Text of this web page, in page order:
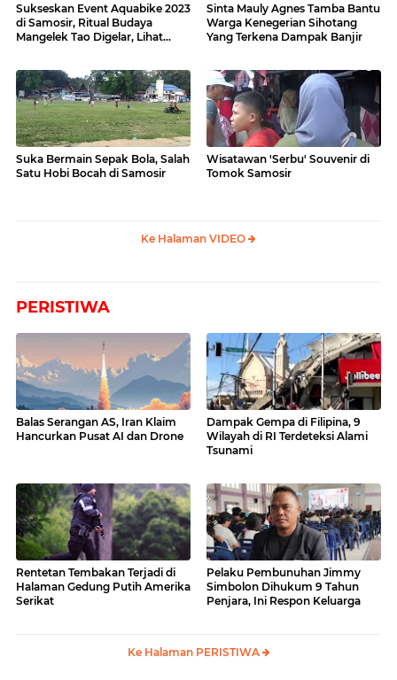
Sukseskan Event Aquabike 2023
di Samosir, Ritual Budaya
Mangelek Tao Digelar, Lihat
Sinta Mauly Agnes Tamba Bantu
Warga Kenegerian Sihotang
Yang Terkena Dampak Banjir
Suka Bermain Sepak Bola, Salah
Satu Hobi Bocah di Samosir
Wisatawan 'Serbu' Souvenir di
Tomok Samosir
Ke Halaman VIDEO
PERISTIWA
Balas Serangan AS, Iran Klaim
Hancurkan Pusat AI dan Drone
Dampak Gempa di Filipina, 9
Wilayah di RI Terdeteksi Alami
Tsunami
Rentetan Tembakan Terjadi di
Halaman Gedung Putih Amerika
Serikat
Pelaku Pembunuhan Jimmy
Simbolon Dihukum 9 Tahun
Penjara, Ini Respon Keluarga
Ke Halaman PERISTIWA